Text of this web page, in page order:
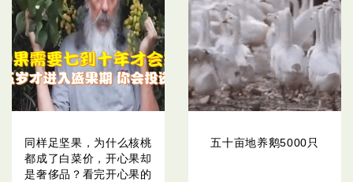
同样足坚果，为什么核桃
都成了白菜价，开心果却
是奢侈品？看完开心果的
五十亩地养鹅5000只